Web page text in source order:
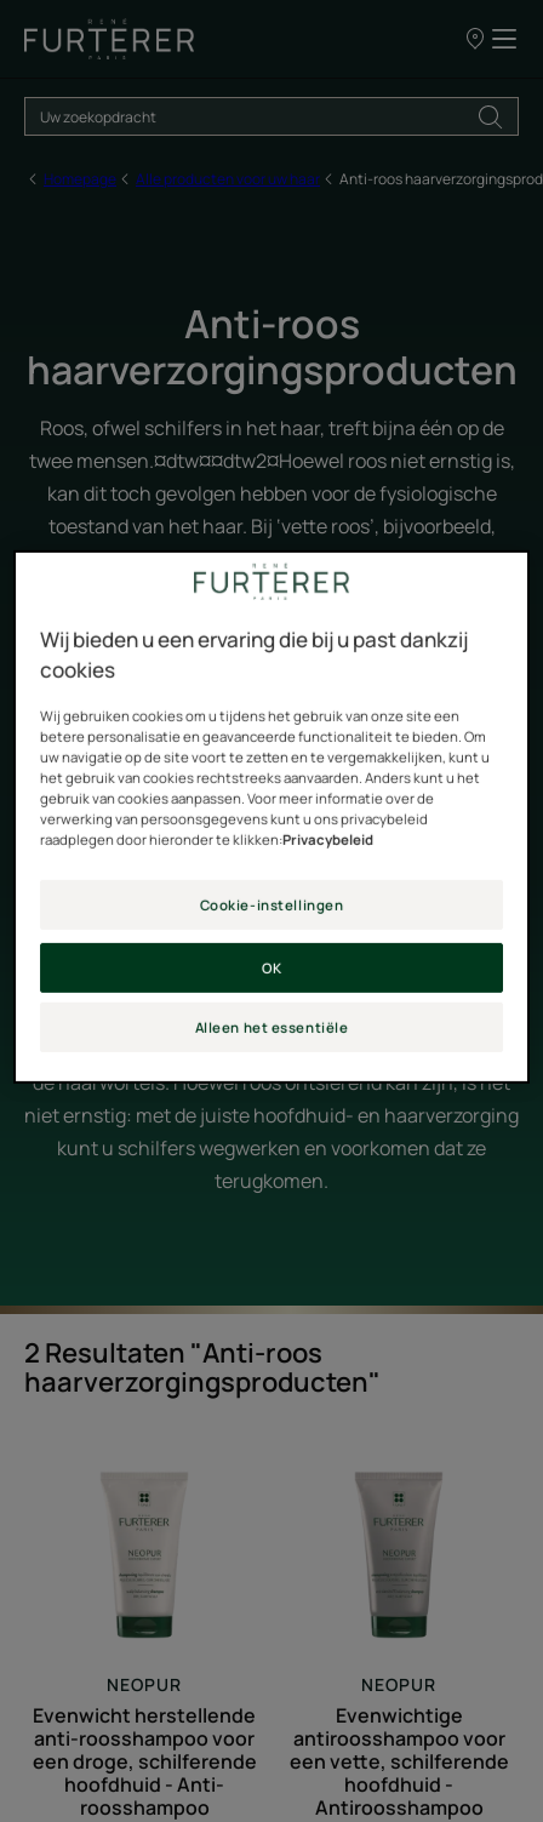
ONZE
Homepage Alle producten voor uw haar Anti-roos
Anti-roos
haarverzorgingsproducten
Roos, ofwel schilfers in het haar, treft bijna één op de
twee mensen.¤dtw¤¤dtw2¤Hoewel roos niet ernstig is,
kan dit toch gevolgen hebben voor de fysiologische
toestand van het haar. Bij ‘vette roos’, bijvoorbeeld,
gaan deze schilfers aan het oppervlak van de hoofdhuid
kleven. Dit verstikt de haarwortels, wat kan leiden tot
het gevoel van eigenwaarde van de mensen die eraan
zijn wit van kleur, waardoor ze snel kunnen opvallen,
vooral op donker haar. Ze overwoekeren de wortels,
spreiden zich al snel over de hoofdhuid en het haar, en
zelfs kleding. ¤dtw¤¤dtw2¤Hoewel roos niet ernstig is,
kan het ontsierend zijn. ¤dtw¤¤dtw2¤Echter behoeft de
anti-roos verzorging, of het nu om puur esthetische
redenen is of met oog op de gezondheid van het haar.
schilfers wegwerken en voorkomen dat ze terugkomen.
de haarwortels. Hoewel roos ontsierend kan zijn, is het
niet ernstig: met de juiste hoofdhuid- en haarverzorging
kunt u schilfers wegwerken en voorkomen dat ze
terugkomen.
2 Resultaten "Anti-roos
haarverzorgingsproducten"
anti-
roosshampoo
voor
een
droge,
schilferende
-
Anti-
roosshampoo
NEOPUR
Evenwicht herstellende
anti-roosshampoo voor
een droge, schilferende
hoofdhuid - Anti-
roosshampoo
voor
een
vette,
schilferende
hoofdhuid
-
NEOPUR
Evenwichtige
antiroosshampoo voor
een vette, schilferende
hoofdhuid -
Antiroosshampoo
Wij bieden u een ervaring die bij u past dankzij
cookies
Wij gebruiken cookies om u tijdens het gebruik van onze site een
betere personalisatie en geavanceerde functionaliteit te bieden. Om
uw navigatie op de site voort te zetten en te vergemakkelijken, kunt u
het gebruik van cookies rechtstreeks aanvaarden. Anders kunt u het
gebruik van cookies aanpassen. Voor meer informatie over de
verwerking van persoonsgegevens kunt u ons privacybeleid
raadplegen door hieronder te klikken:Privacybeleid
Cookie-instellingen
Alleen het essentiële
OK